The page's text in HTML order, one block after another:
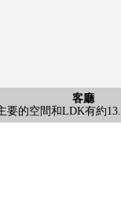
客廳
要的空間和LDK有約
外觀
"車站步行5分鐘，京阪
理位置♪
廚房
空間，是兼備設計性和
洗臉
存儲空間，和感覺清
公共汽車
氣時機被設置雨的日的
廁所
用廁所覆蓋物或者墊子
客廳
要的空間和LDK有約
西式房間
6.7張塌塌米同陽台鄰
西式房間
6.7張塌塌米同陽台鄰
收納
約6.7張塌塌米西式房
室內
儲藏室約4.0張塌塌米壁
風景
是來自陽台的風
陽台
收納
可動的擱板所以能調
門口
入口
為進入1條安全，并且
入口
口有，信箱被立刻就到
共有部分
梯電梯內上放到的監
外觀
"車站步行5分鐘，京阪
理位置♪
外觀
"車站步行5分鐘，京阪
理位置♪
外觀
"車站步行5分鐘，京阪
理位置♪
高殿站(Osaka Metro谷
步行5分鐘。
7-Eleven大阪關目6丁目商
步行4分鐘。
超市鬆下森小路商店(
步行7分鐘。
FINE關目高殿
步行8分鐘。
新森南公園(約
步行2分鐘。
大阪市立新森小路小學(
步行14分鐘。
大阪市立旭東中學(約
步行18分鐘。